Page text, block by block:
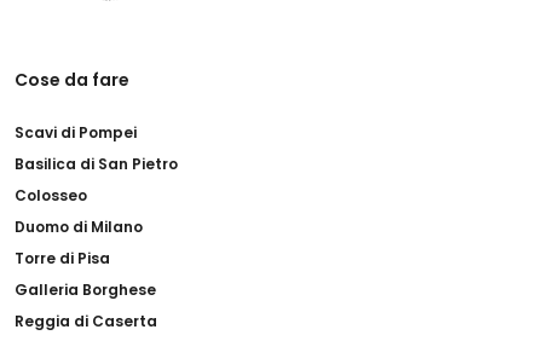
Cose da fare
Scavi di Pompei
Basilica di San Pietro
Colosseo
Duomo di Milano
Torre di Pisa
Galleria Borghese
Reggia di Caserta